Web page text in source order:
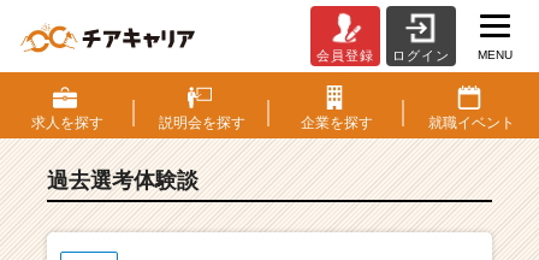
S・
選
考
験
会員登録 ログイン MENU
求人を探す 説明会を探す 企業を探す 就職イベント
過去選考体験談